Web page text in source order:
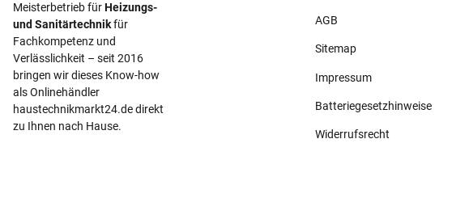
Meisterbetrieb fürHeizungs-
und Sanitärtechnikfür
Fachkompetenz und
Verlässlichkeit – seit 2016
bringen wir dieses Know-how
als Onlinehändler
haustechnikmarkt24.de direkt
zu Ihnen nach Hause.
AGB
Sitemap
Impressum
Batteriegesetzhinweise
Widerrufsrecht